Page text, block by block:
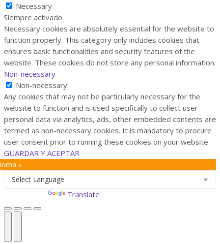
Necessary
Siempre activado
Necessary cookies are absolutely essential for the website to
function properly. This category only includes cookies that
ensures basic functionalities and security features of the
website. These cookies do not store any personal information.
Non-necessary
Non-necessary
Any cookies that may not be particularly necessary for the
website to function and is used specifically to collect user
personal data via analytics, ads, other embedded contents are
termed as non-necessary cookies. It is mandatory to procure
user consent prior to running these cookies on your website.
GUARDAR Y ACEPTAR
»
Translate